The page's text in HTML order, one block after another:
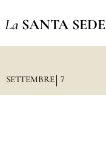
La SANTA SEDE
SETTEMBRE 7